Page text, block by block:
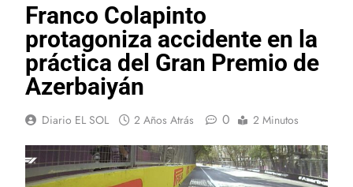
Franco Colapinto
protagoniza accidente en la
práctica del Gran Premio de
Azerbaiyán
Diario EL SOL 2 Años Atrás 0 2 Minutos